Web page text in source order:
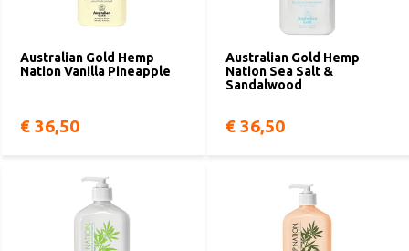
Australian Gold Hemp
Nation Vanilla Pineapple
€ 36,50
Australian Gold Hemp
Nation Sea Salt &
Sandalwood
€ 36,50